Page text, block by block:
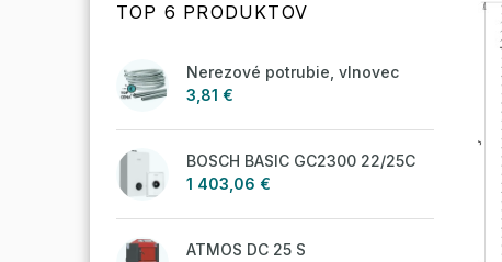
TOP 6 PRODUKTOV
Nerezové potrubie, vlnovec
3,81 €
BOSCH BASIC GC2300 22/25C
1 403,06 €
ATMOS DC 25 S